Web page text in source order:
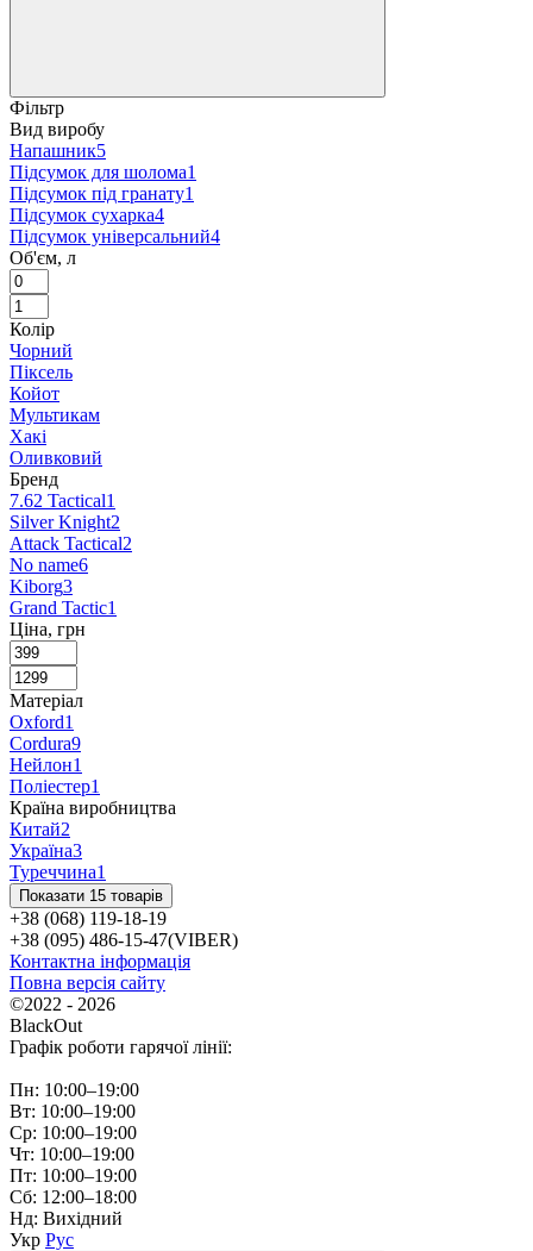
Фільтр
Вид виробу
Напашник5
Підсумок для шолома1
Підсумок під гранату1
Підсумок сухарка4
Підсумок універсальний4
Об'єм, л
Колір
Чорний
Піксель
Койот
Мультикам
Хакі
Оливковий
Бренд
7.62 Tactical1
Silver Knight2
Attack Tactical2
No name6
Kiborg3
Grand Tactic1
Ціна, грн
Матеріал
Oxford1
Cordura9
Нейлон1
Поліестер1
Країна виробництва
Китай2
Україна3
Туреччина1
Показати 15 товарів
+38 (068) 119-18-19
+38 (095) 486-15-47(VIBER)
Контактна інформація
Повна версія сайту
©2022 - 2026
BlackOut
Графік роботи гарячої лінії:
Пн: 10:00–19:00
Вт: 10:00–19:00
Ср: 10:00–19:00
Чт: 10:00–19:00
Пт: 10:00–19:00
Сб: 12:00–18:00
Нд: Вихідний
Укр Рус